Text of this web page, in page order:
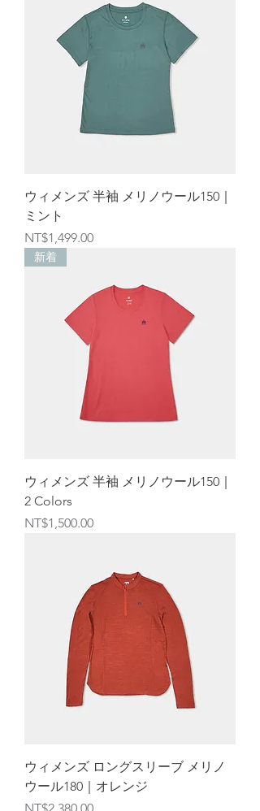
ウィメンズ 半袖 メリノウール150｜
ミント
価格
NT$1,499.00
新着
ウィメンズ 半袖 メリノウール150｜
2 Colors
価格
NT$1,500.00
ウィメンズ ロングスリーブ メリノ
ウール180｜オレンジ
価格